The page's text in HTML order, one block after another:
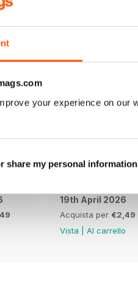
your experience on our
share my personal information
19th April 2026
Acquista per €2,49
Vista
Al carrello